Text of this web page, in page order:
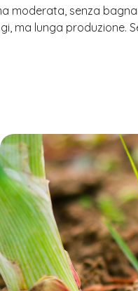
moderata, senza
ma lunga produzione.